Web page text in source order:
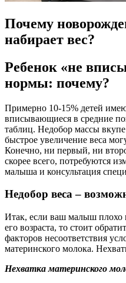
Почему
набирает вес?
Ребенок «не
нормы: почему?
Примерно 10-15% детей
вписывающиеся в средние
таблиц. Недобор массы
быстрое увеличение веса
Конечно, ни первый, ни
скорее всего, потребуются
малыша и консультация
Недобор веса –
Итак, если ваш малыш плохо
его возраста, то стоит
факторов несоответствия
материнского молока.
Нехватка материнского